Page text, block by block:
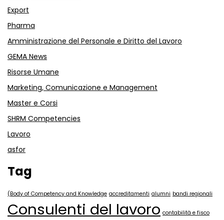
Export
Pharma
Amministrazione del Personale e Diritto del Lavoro
GEMA News
Risorse Umane
Marketing, Comunicazione e Management
Master e Corsi
SHRM Competencies
Lavoro
asfor
Tag
(Body of Competency and Knowledge accreditamenti alumni bandi regionali
Consulenti del lavoro contabilità e fisco